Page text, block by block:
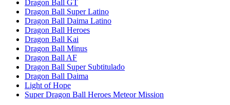
Dragon Ball GT
Dragon Ball Super Latino
Dragon Ball Daima Latino
Dragon Ball Heroes
Dragon Ball Kai
Dragon Ball Minus
Dragon Ball AF
Dragon Ball Super Subtitulado
Dragon Ball Daima
Light of Hope
Super Dragon Ball Heroes Meteor Mission